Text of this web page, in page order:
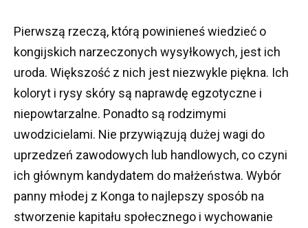
Pierwszą rzeczą, którą powinieneś wiedzieć o
kongijskich narzeczonych wysyłkowych, jest ich
uroda. Większość z nich jest niezwykle piękna. Ich
koloryt i rysy skóry są naprawdę egzotyczne i
niepowtarzalne. Ponadto są rodzimymi
uwodzicielami. Nie przywiązują dużej wagi do
uprzedzeń zawodowych lub handlowych, co czyni
ich głównym kandydatem do małżeństwa. Wybór
panny młodej z Konga to najlepszy sposób na
stworzenie kapitału społecznego i wychowanie